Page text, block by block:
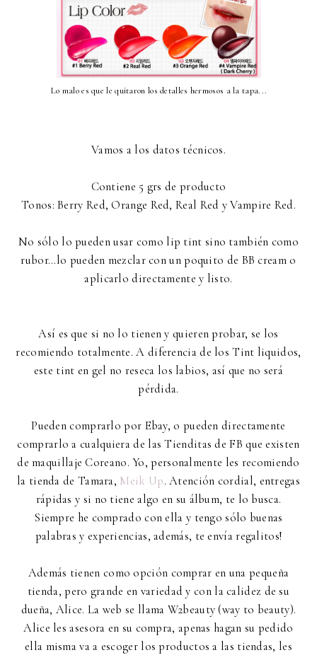
Lo malo es que le quitaron los detalles hermosos a la tapa...
Vamos a los datos técnicos.
Contiene 5 grs de producto
Tonos: Berry Red, Orange Red, Real Red y Vampire Red.
No sólo lo pueden usar como lip tint sino también como
rubor...lo pueden mezclar con un poquito de BB cream o
aplicarlo directamente y listo.
Así es que si no lo tienen y quieren probar, se los
recomiendo totalmente. A diferencia de los Tint liquidos,
este tint en gel no reseca los labios, así que no será
pérdida.
Pueden comprarlo por Ebay, o pueden directamente
comprarlo a cualquiera de las Tienditas de FB que existen
de maquillaje Coreano. Yo, personalmente les recomiendo
la tienda de Tamara, Meik Up. Atención cordial, entregas
rápidas y si no tiene algo en su álbum, te lo busca.
Siempre he comprado con ella y tengo sólo buenas
palabras y experiencias, además, te envía regalitos!
Además tienen como opción comprar en una pequeña
tienda, pero grande en variedad y con la calidez de su
dueña, Alice. La web se llama W2beauty (way to beauty).
Alice les asesora en su compra, apenas hagan su pedido
ella misma va a escoger los productos a las tiendas, les